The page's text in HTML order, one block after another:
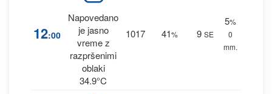
12:00
Napovedano
je jasno
vreme z
razpršenimi
oblaki
34.9°C
1017 41% 9 SE
5%
0
mm.